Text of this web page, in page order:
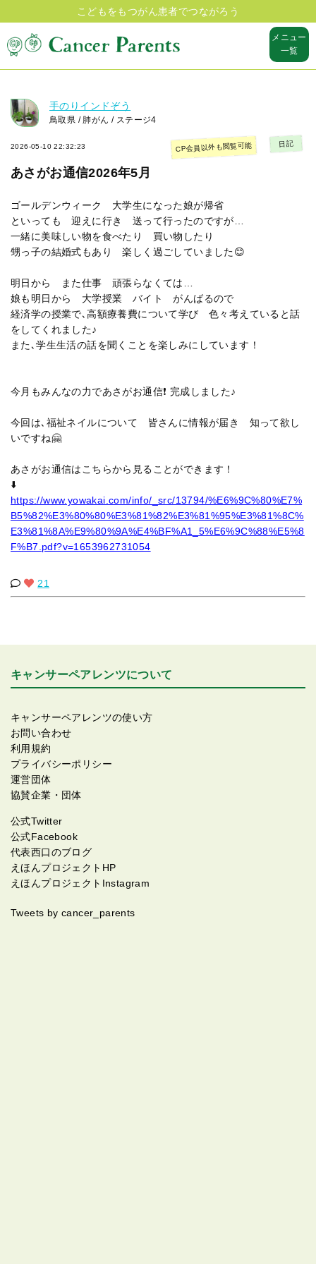
こどもをもつがん患者でつながろう
メニュー
一覧
手のりインドぞう
鳥取県 / 肺がん / ステージ4
2026-05-10 22:32:23
あさがお通信2026年5月
CP会員以外も閲覧可能 日記
ゴールデンウィーク 大学生になった娘が帰省
といっても 迎えに行き 送って行ったのですが…
一緒に美味しい物を食べたり 買い物したり
甥っ子の結婚式もあり 楽しく過ごしていました😊
明日から また仕事 頑張らなくては…
娘も明日から 大学授業 バイト がんばるので
経済学の授業で､高額療養費について学び 色々考えていると話
をしてくれました♪
また､学生生活の話を聞くことを楽しみにしています！
今月もみんなの力であさがお通信❗️ 完成しました♪
今回は､福祉ネイルについて 皆さんに情報が届き 知って欲し
いですね🤗
あさがお通信はこちらから見ることができます！
⬇️
https://www.yowakai.com/info/_src/13794/%E6%9C%80%E7%
B5%82%E3%80%80%E3%81%82%E3%81%95%E3%81%8C%
E3%81%8A%E9%80%9A%E4%BF%A1_5%E6%9C%88%E5%8
F%B7.pdf?v=1653962731054
21
キャンサーペアレンツについて
キャンサーペアレンツの使い方
お問い合わせ
利用規約
プライバシーポリシー
運営団体
協賛企業・団体
公式Twitter
公式Facebook
代表西口のブログ
えほんプロジェクトHP
えほんプロジェクトInstagram
Tweets by cancer_parents